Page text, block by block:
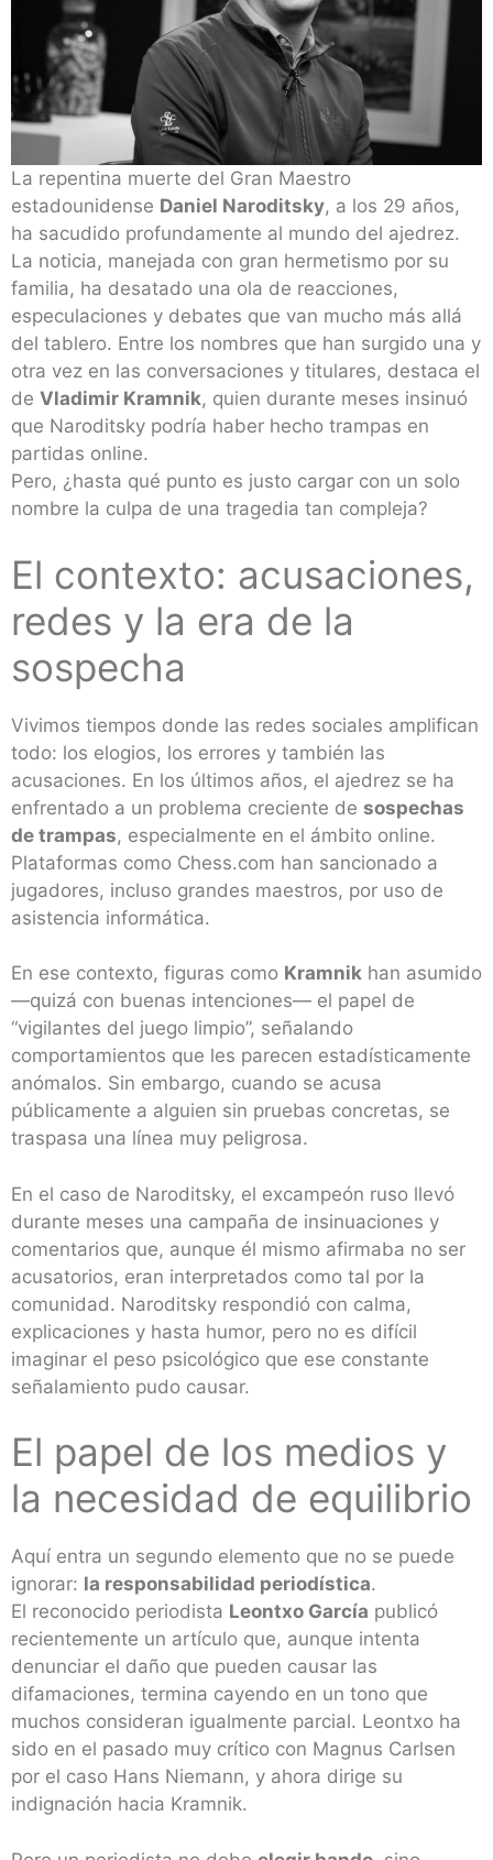
La repentina muerte del Gran Maestro
estadounidense Daniel Naroditsky, a los 29 años,
ha sacudido profundamente al mundo del ajedrez.
La noticia, manejada con gran hermetismo por su
familia, ha desatado una ola de reacciones,
especulaciones y debates que van mucho más allá
del tablero. Entre los nombres que han surgido una y
otra vez en las conversaciones y titulares, destaca el
de Vladimir Kramnik, quien durante meses insinuó
que Naroditsky podría haber hecho trampas en
partidas online.
Pero, ¿hasta qué punto es justo cargar con un solo
nombre la culpa de una tragedia tan compleja?
El contexto: acusaciones,
redes y la era de la
sospecha
Vivimos tiempos donde las redes sociales amplifican
todo: los elogios, los errores y también las
acusaciones. En los últimos años, el ajedrez se ha
enfrentado a un problema creciente de sospechas
de trampas, especialmente en el ámbito online.
Plataformas como Chess.com han sancionado a
jugadores, incluso grandes maestros, por uso de
asistencia informática.
En ese contexto, figuras como Kramnik han asumido
—quizá con buenas intenciones— el papel de
“vigilantes del juego limpio”, señalando
comportamientos que les parecen estadísticamente
anómalos. Sin embargo, cuando se acusa
públicamente a alguien sin pruebas concretas, se
traspasa una línea muy peligrosa.
En el caso de Naroditsky, el excampeón ruso llevó
durante meses una campaña de insinuaciones y
comentarios que, aunque él mismo afirmaba no ser
acusatorios, eran interpretados como tal por la
comunidad. Naroditsky respondió con calma,
explicaciones y hasta humor, pero no es difícil
imaginar el peso psicológico que ese constante
señalamiento pudo causar.
El papel de los medios y
la necesidad de equilibrio
Aquí entra un segundo elemento que no se puede
ignorar: la responsabilidad periodística.
El reconocido periodista Leontxo García publicó
recientemente un artículo que, aunque intenta
denunciar el daño que pueden causar las
difamaciones, termina cayendo en un tono que
muchos consideran igualmente parcial. Leontxo ha
sido en el pasado muy crítico con Magnus Carlsen
por el caso Hans Niemann, y ahora dirige su
indignación hacia Kramnik.